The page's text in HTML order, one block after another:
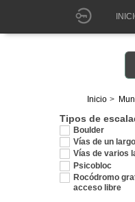
Inicio
Tipos de
Boulder
Vías de un largo
Vías de varios
Psicobloc
Rocódromo
acceso libre